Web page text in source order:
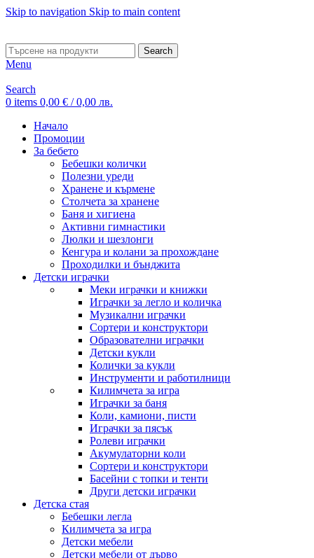
Skip to navigation Skip to main content
Search
Menu
Search
0 items 0,00 € / 0,00 лв.
Начало
Промоции
За бебето
Бебешки колички
Полезни уреди
Хранене и кърмене
Столчета за хранене
Баня и хигиена
Активни гимнастики
Люлки и шезлонги
Кенгура и колани за прохождане
Проходилки и бънджита
Детски играчки
Меки играчки и книжки
Играчки за легло и количка
Музикални играчки
Сортери и конструктори
Образователни играчки
Детски кукли
Колички за кукли
Инструменти и работилници
Килимчета за игра
Играчки за баня
Коли, камиони, писти
Играчки за пясък
Ролеви играчки
Акумулаторни коли
Сортери и конструктори
Басейни с топки и тенти
Други детски играчки
Детска стая
Бебешки легла
Килимчета за игра
Детски мебели
Детски мебели от дърво